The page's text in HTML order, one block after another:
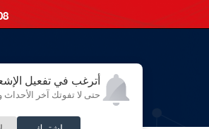
أترغب في تفعيل
حتى لا تفوتك آخر الأحداث